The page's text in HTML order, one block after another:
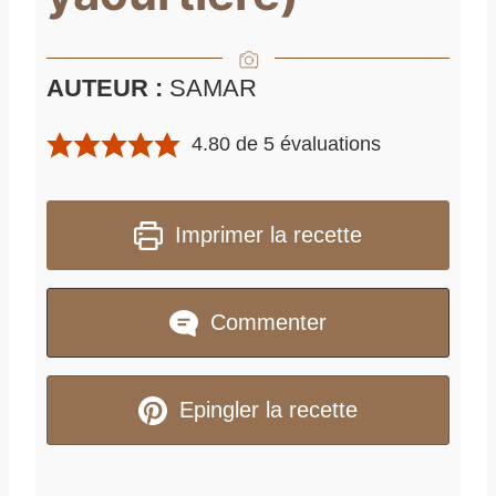
AUTEUR : SAMAR
4.80 de 5 évaluations
Imprimer la recette
Commenter
Epingler la recette